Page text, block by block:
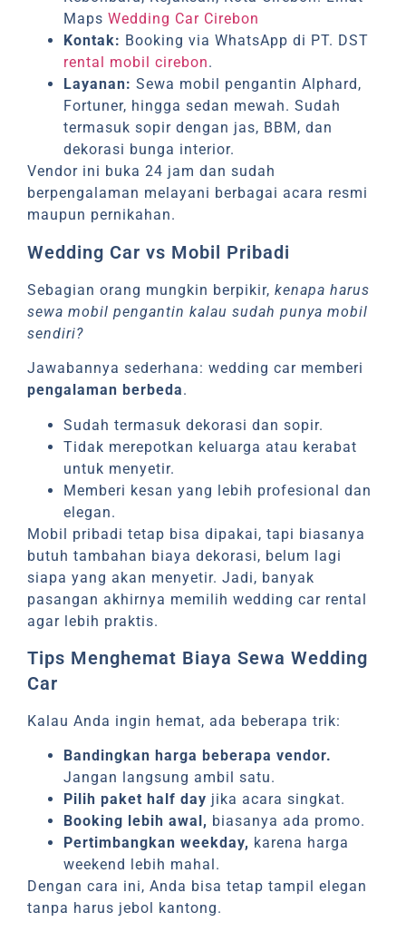
MapsWedding Car Cirebon
Kontak: Booking via WhatsApp di PT. DST
rental mobil cirebon.
Layanan: Sewa mobil pengantin Alphard,
Fortuner, hingga sedan mewah. Sudah
termasuk sopir dengan jas, BBM, dan
dekorasi bunga interior.
Vendor ini buka 24 jam dan sudah
berpengalaman melayani berbagai acara resmi
maupun pernikahan.
Wedding Car vs Mobil Pribadi
Sebagian orang mungkin berpikir,kenapa harus
sewa mobil pengantin kalau sudah punya mobil
sendiri?
Jawabannya sederhana: wedding car memberi
pengalaman berbeda.
Sudah termasuk dekorasi dan sopir.
Tidak merepotkan keluarga atau kerabat
untuk menyetir.
Memberi kesan yang lebih profesional dan
elegan.
Mobil pribadi tetap bisa dipakai, tapi biasanya
butuh tambahan biaya dekorasi, belum lagi
siapa yang akan menyetir. Jadi, banyak
pasangan akhirnya memilih wedding car rental
agar lebih praktis.
Tips Menghemat Biaya Sewa Wedding
Car
Kalau Anda ingin hemat, ada beberapa trik:
Bandingkan harga beberapa vendor.
Jangan langsung ambil satu.
Pilih paket half day jika acara singkat.
Booking lebih awal, biasanya ada promo.
Pertimbangkan weekday, karena harga
weekend lebih mahal.
Dengan cara ini, Anda bisa tetap tampil elegan
tanpa harus jebol kantong.